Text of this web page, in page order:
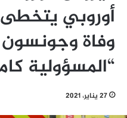
أوروبي
وفاة
“المسؤولية
27 يناير، 2021